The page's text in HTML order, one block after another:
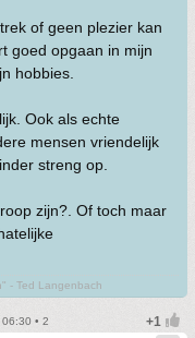
of geen plezier kan
goed opgaan in mijn
hobbies.
Ook als echte
mensen vriendelijk
streng op.
zijn?. Of toch maar
- Ted Langenbach
• 2